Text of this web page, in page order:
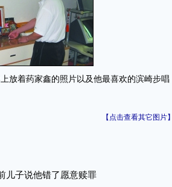
着药家鑫的照片以及他最喜欢的滨崎步唱
【点击查看其它图片】
子说他错了愿意赎罪